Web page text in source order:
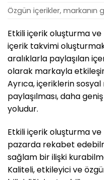
Özgün içerikler, markanın
Etkili içerik oluşturma ve
içerik takvimi
aralıklarla paylaşılan
olarak markayla
Ayrıca, içeriklerin
paylaşılması, daha
yoludur.
Etkili içerik oluşturma ve
pazarda rekabet
sağlam bir ilişki
Kaliteli, etkileyici ve